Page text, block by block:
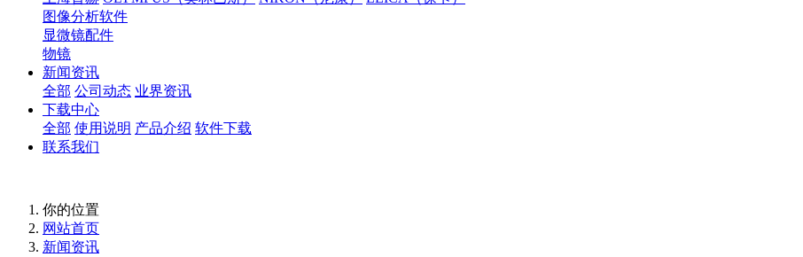
图像分析软件
显微镜配件
物镜
新闻资讯
全部 公司动态 业界资讯
下载中心
全部 使用说明 产品介绍 软件下载
联系我们
你的位置
网站首页
新闻资讯